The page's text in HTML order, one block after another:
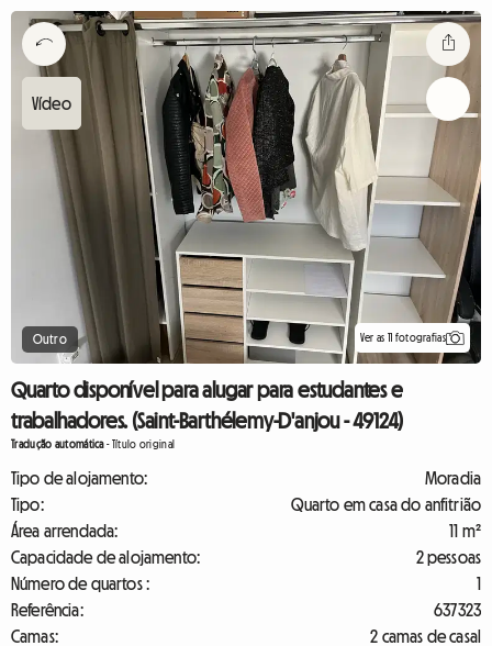
Outro Ver as 11 fotografias
Quarto disponível para alugar para estudantes e
trabalhadores. (Saint-Barthélemy-D'anjou - 49124)
Tradução automática-Título original
Tipo de alojamento:
Moradia
Tipo:
Quarto em casa do anfitrião
Área arrendada:
11 m²
Capacidade de alojamento:
2 pessoas
Número de quartos :
1
Referência:
637323
Camas:
2 camas de casal